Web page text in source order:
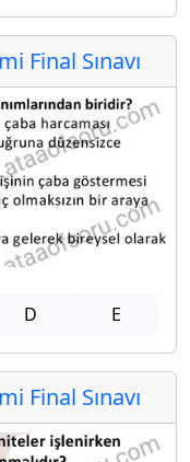
Final Sınavı
D E
Final Sınavı